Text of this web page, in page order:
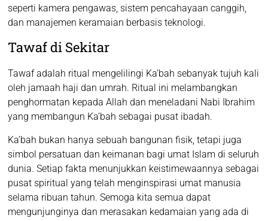
seperti kamera pengawas, sistem pencahayaan canggih,
dan manajemen keramaian berbasis teknologi.
Tawaf di Sekitar
Tawaf adalah ritual mengelilingi Ka’bah sebanyak tujuh kali
oleh jamaah haji dan umrah. Ritual ini melambangkan
penghormatan kepada Allah dan meneladani Nabi Ibrahim
yang membangun Ka’bah sebagai pusat ibadah.
Ka’bah bukan hanya sebuah bangunan fisik, tetapi juga
simbol persatuan dan keimanan bagi umat Islam di seluruh
dunia. Setiap fakta menunjukkan keistimewaannya sebagai
pusat spiritual yang telah menginspirasi umat manusia
selama ribuan tahun. Semoga kita semua dapat
mengunjunginya dan merasakan kedamaian yang ada di